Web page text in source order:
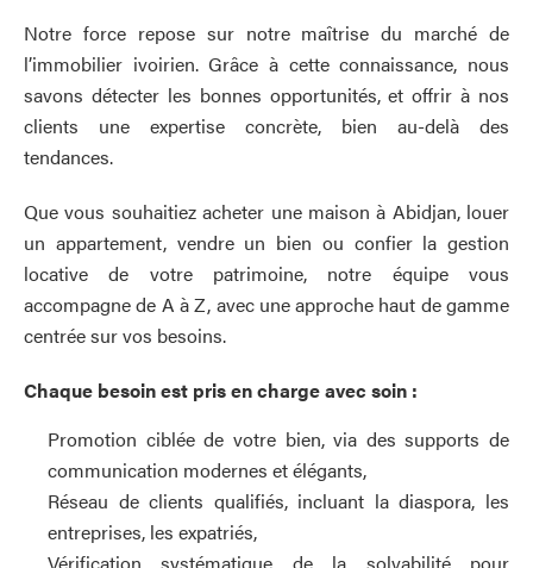
Notre force repose sur notre maîtrise du marché de
l’immobilier ivoirien. Grâce à cette connaissance, nous
savons détecter les bonnes opportunités, et offrir à nos
clients une expertise concrète, bien au-delà des
tendances.
Que vous souhaitiez acheter une maison à Abidjan, louer
un appartement, vendre un bien ou confier la gestion
locative de votre patrimoine, notre équipe vous
accompagne de A à Z, avec une approche haut de gamme
centrée sur vos besoins.
Chaque besoin est pris en charge avec soin :
Promotion ciblée de votre bien, via des supports de
communication modernes et élégants,
Réseau de clients qualifiés, incluant la diaspora, les
entreprises, les expatriés,